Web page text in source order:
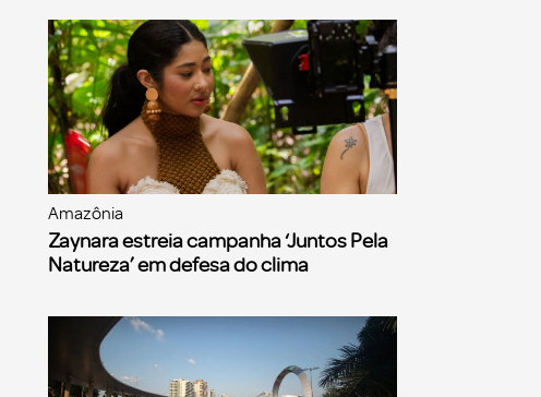
Amazônia
Zaynara estreia campanha ‘Juntos Pela
Natureza’ em defesa do clima